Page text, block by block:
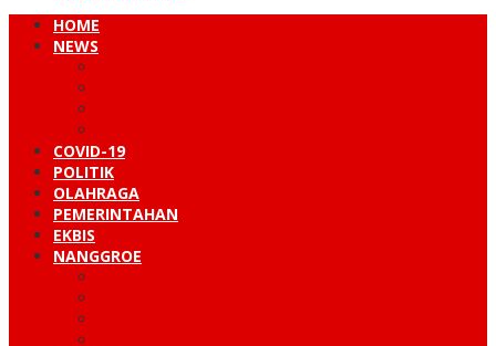
HOME
NEWS
COVID-19
POLITIK
OLAHRAGA
PEMERINTAHAN
EKBIS
NANGGROE